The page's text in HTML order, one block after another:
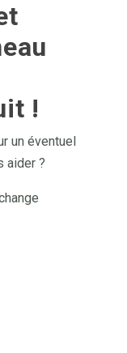
!
un éventuel
aider ?